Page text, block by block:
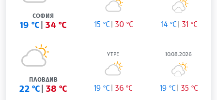
СОФИЯ
19 °C 34 °C 15 °C 30 °C 14 °C 31 °C
ПЛОВДИВ
22 °C 38 °C
УТРЕ
19 °C 36 °C
10.08.2026
19 °C 35 °C